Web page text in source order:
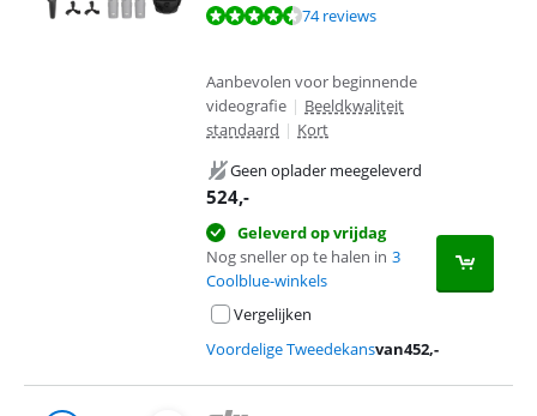
Beoordeling is 8,7 van de 10, gebaseerd op 74 reviews.
74 reviews
Aanbevolen voor beginnende
videografie | Beeldkwaliteit
standaard | Kort
Geen oplader meegeleverd
524,-
Geleverd op vrijdag
Nog sneller op te halen in 3
Coolblue-winkels
Vergelijken
Voordelige Tweedekansvan452,-